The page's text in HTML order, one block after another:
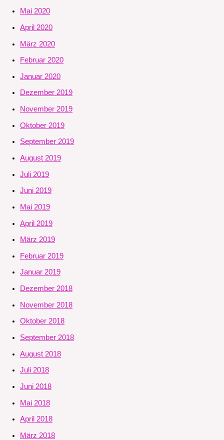
Mai 2020
April 2020
März 2020
Februar 2020
Januar 2020
Dezember 2019
November 2019
Oktober 2019
September 2019
August 2019
Juli 2019
Juni 2019
Mai 2019
April 2019
März 2019
Februar 2019
Januar 2019
Dezember 2018
November 2018
Oktober 2018
September 2018
August 2018
Juli 2018
Juni 2018
Mai 2018
April 2018
März 2018